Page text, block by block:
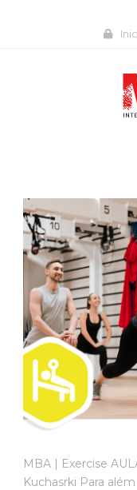
MBA | Exercise
Kuchasrki Para